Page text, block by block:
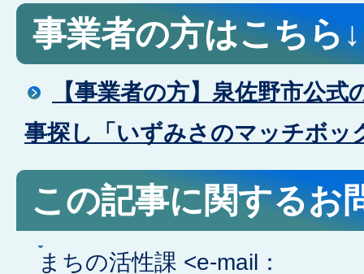
事業者の方はこちら↓
【事業者の方】泉佐野市公
事探し「いずみさのマッチボッ
この記事に関するお
まちの活性課 <e-mail：